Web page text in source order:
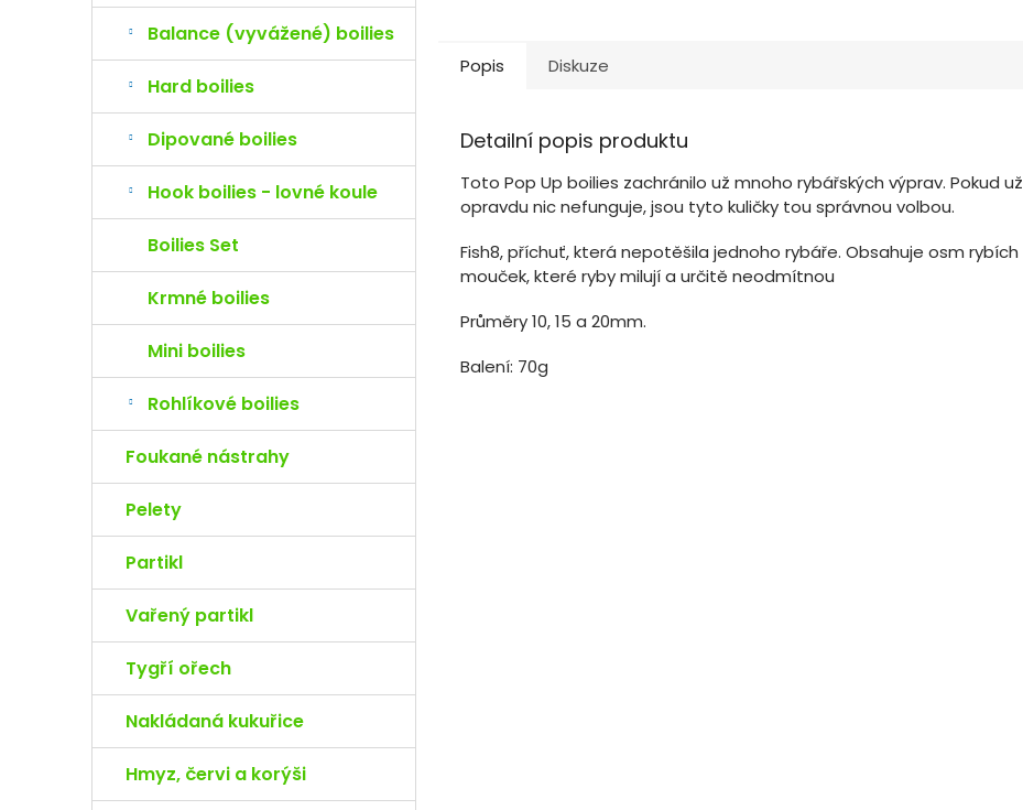
Balance (vyvážené) boilies
Hard boilies
Dipované boilies
Hook boilies - lovné koule
Boilies Set
Krmné boilies
Mini boilies
Rohlíkové boilies
Foukané nástrahy
Pelety
Partikl
Vařený partikl
Tygří ořech
Nakládaná kukuřice
Hmyz, červi a korýši
Popis Diskuze
Detailní popis produktu
Toto Pop Up boilies zachránilo už mnoho rybářských výprav. Pokud už
opravdu nic nefunguje, jsou tyto kuličky tou správnou volbou.
Fish8, příchuť, která nepotěšila jednoho rybáře. Obsahuje osm rybích
mouček, které ryby milují a určitě neodmítnou
Průměry 10, 15 a 20mm.
Balení: 70g